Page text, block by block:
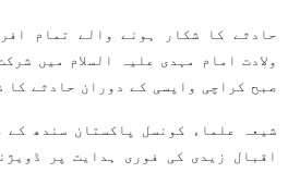
حادثے کا شکار ہونے والے تمام
ولادت امام مہدی علیہ السلام میں
صبح کراچی واپسی کے دوران حادثے کا
شیعہ علماء کونسل پاکستان سندھ کے
اقبال زیدی کی فوری ہدایت پر